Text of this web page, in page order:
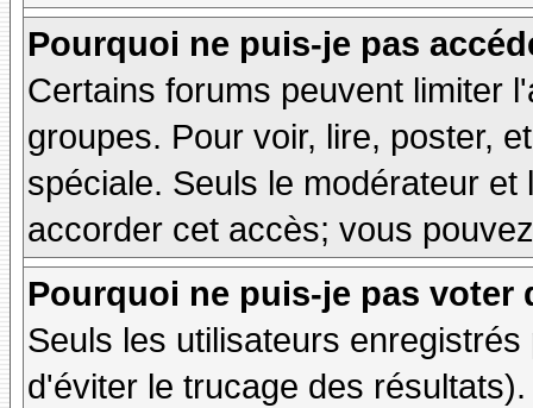
Pourquoi ne puis-je pas
Certains forums peuvent limiter
groupes. Pour voir, lire, poster,
spéciale. Seuls le modérateur
accorder cet accès; vous
Pourquoi ne puis-je pas voter
Seuls les utilisateurs
d'éviter le trucage des